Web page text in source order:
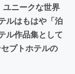
ニークな世界
ルはもはや「泊
ル作品集として
プトホテルの